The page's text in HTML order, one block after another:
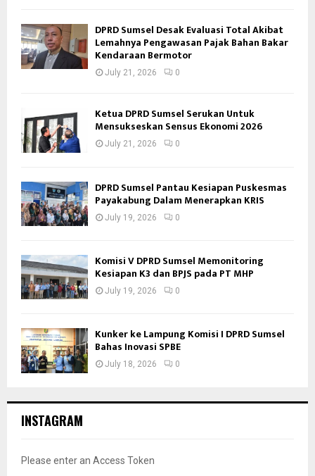
DPRD Sumsel Desak Evaluasi Total Akibat
Lemahnya Pengawasan Pajak Bahan Bakar
Kendaraan Bermotor
July 21, 2026 0
Ketua DPRD Sumsel Serukan Untuk
Mensukseskan Sensus Ekonomi 2026
July 21, 2026 0
DPRD Sumsel Pantau Kesiapan Puskesmas
Payakabung Dalam Menerapkan KRIS
July 19, 2026 0
Komisi V DPRD Sumsel Memonitoring
Kesiapan K3 dan BPJS pada PT MHP
July 19, 2026 0
Kunker ke Lampung Komisi I DPRD Sumsel
Bahas Inovasi SPBE
July 18, 2026 0
INSTAGRAM
Please enter an Access Token